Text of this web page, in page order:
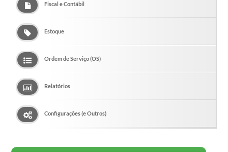
Fiscal e Contábil
Estoque
Ordem de Serviço (OS)
Relatórios
Configurações (e Outros)